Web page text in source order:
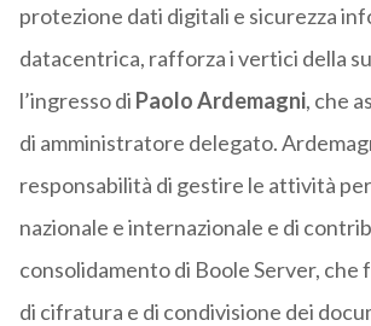
protezione dati digitali e sicurezza
datacentrica, rafforza i vertici della
l’ingresso di Paolo Ardemagni, che
di amministratore delegato.
responsabilità di gestire le attività
nazionale e internazionale e di
consolidamento di Boole Server, che
di cifratura e di condivisione dei